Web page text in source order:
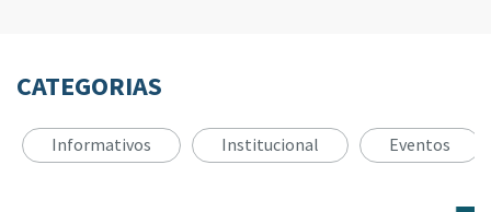
CATEGORIAS
Informativos Institucional Eventos